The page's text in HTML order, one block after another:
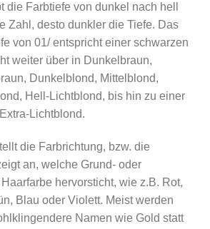
die Farbtiefe von dunkel nach hell
Zahl, desto dunkler die Tiefe. Das
von 01/ entspricht einer schwarzen
weiter über in Dunkelbraun,
Dunkelblond, Mittelblond,
Hell-Lichtblond, bis hin zu einer
Lichtblond.
die Farbrichtung, bzw. die
an, welche Grund- oder
hervorsticht, wie z.B. Rot,
Blau oder Violett. Meist werden
Namen wie Gold statt